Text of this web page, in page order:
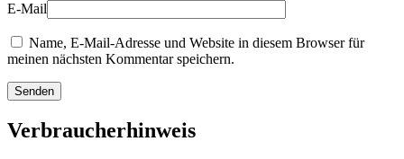
E-Mail
Name, E-Mail-Adresse und Website in diesem Browser für
meinen nächsten Kommentar speichern.
Verbraucherhinweis